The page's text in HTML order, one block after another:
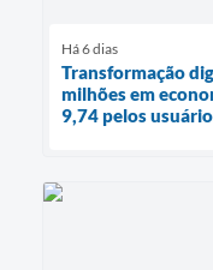
Há 6 dias
Transformação
milhões em
9,74 pelos